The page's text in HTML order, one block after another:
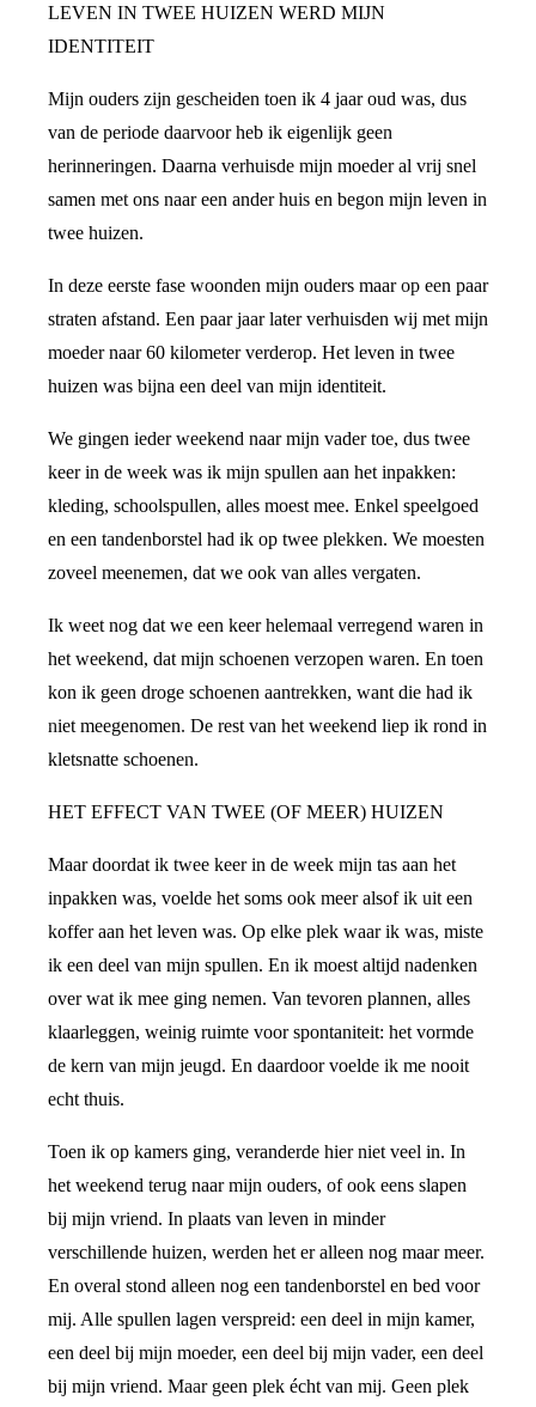
LEVEN IN TWEE HUIZEN WERD MIJN
IDENTITEIT
Mijn ouders zijn gescheiden toen ik 4 jaar oud was, dus
van de periode daarvoor heb ik eigenlijk geen
herinneringen. Daarna verhuisde mijn moeder al vrij snel
samen met ons naar een ander huis en begon mijn leven in
twee huizen.
In deze eerste fase woonden mijn ouders maar op een paar
straten afstand. Een paar jaar later verhuisden wij met mijn
moeder naar 60 kilometer verderop. Het leven in twee
huizen was bijna een deel van mijn identiteit.
We gingen ieder weekend naar mijn vader toe, dus twee
keer in de week was ik mijn spullen aan het inpakken:
kleding, schoolspullen, alles moest mee. Enkel speelgoed
en een tandenborstel had ik op twee plekken. We moesten
zoveel meenemen, dat we ook van alles vergaten.
Ik weet nog dat we een keer helemaal verregend waren in
het weekend, dat mijn schoenen verzopen waren. En toen
kon ik geen droge schoenen aantrekken, want die had ik
niet meegenomen. De rest van het weekend liep ik rond in
kletsnatte schoenen.
HET EFFECT VAN TWEE (OF MEER) HUIZEN
Maar doordat ik twee keer in de week mijn tas aan het
inpakken was, voelde het soms ook meer alsof ik uit een
koffer aan het leven was. Op elke plek waar ik was, miste
ik een deel van mijn spullen. En ik moest altijd nadenken
over wat ik mee ging nemen. Van tevoren plannen, alles
klaarleggen, weinig ruimte voor spontaniteit: het vormde
de kern van mijn jeugd. En daardoor voelde ik me nooit
echt thuis.
Toen ik op kamers ging, veranderde hier niet veel in. In
het weekend terug naar mijn ouders, of ook eens slapen
bij mijn vriend. In plaats van leven in minder
verschillende huizen, werden het er alleen nog maar meer.
En overal stond alleen nog een tandenborstel en bed voor
mij. Alle spullen lagen verspreid: een deel in mijn kamer,
een deel bij mijn moeder, een deel bij mijn vader, een deel
bij mijn vriend. Maar geen plek écht van mij. Geen plek